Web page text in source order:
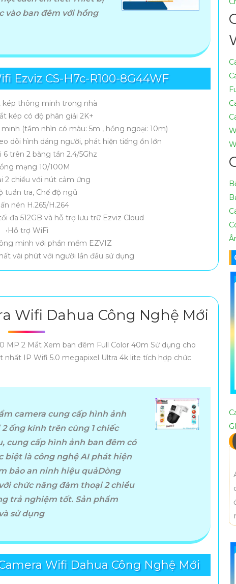
nét,kết nối ổn định và khả năng quan sát từ xa qua điện
hãng, giá tốt cùng dịch vụ tư vấn – lắp đặt chuyên
hay doanh nghiệp vừa và nhỏ.
vào ban đêm với hồng
Ezviz CS-H7c-R100-8G44WF
kép thông minh trong nhà
kép có độ phân giải 2K+
(tầm nhìn có màu: 5m , hồng ngoại: 10m)
dõi hình dáng người, phát hiện tiếng ồn lớn
6 trên 2 băng tần 2.4/5Ghz
mạng 10/100M
2 chiều với nút cảm ứng
tuần tra, Chế độ ngủ
nén H.265/H.264
đa 512GB và hỗ trợ lưu trữ Ezviz Cloud
•Hỗ trợ WiFi
minh với phần mềm EZVIZ
vài phút với người lần đầu sử dụng
Wifi Dahua Công Nghệ Mới
MP 2 Mắt Xem ban đêm Full Color 40m Sử dụng cho
IP Wifi 5.0 megapixel Ultra 4k lite tích hợp chức
camera cung cấp hình ảnh
ống kính trên cùng 1 chiếc
cung cấp hình ảnh ban đêm có
biệt là công nghệ AI phát hiện
bảo an ninh hiệu quảDòng
chức năng đàm thoại 2 chiều
trả nghiệm tốt. Sản phẩm
sử dụng
Wifi Dahua Công Nghệ Mới